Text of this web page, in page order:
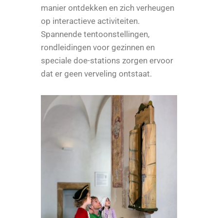
manier ontdekken en zich verheugen
op interactieve activiteiten.
Spannende tentoonstellingen,
rondleidingen voor gezinnen en
speciale doe-stations zorgen ervoor
dat er geen verveling ontstaat.